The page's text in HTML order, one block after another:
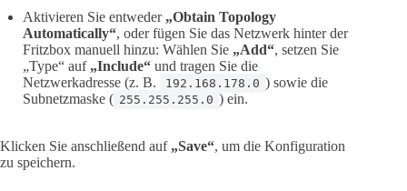
Aktivieren Sie entweder „Obtain Topology
Automatically“, oder fügen Sie das Netzwerk hinter der
Fritzbox manuell hinzu: Wählen Sie „Add“, setzen Sie
„Type“ auf „Include“ und tragen Sie die
Netzwerkadresse (z. B.
192.168.178.0 ) sowie die
Subnetzmaske ( 255.255.255.0 ) ein.
Klicken Sie anschließend auf „Save“, um die Konfiguration
zu speichern.